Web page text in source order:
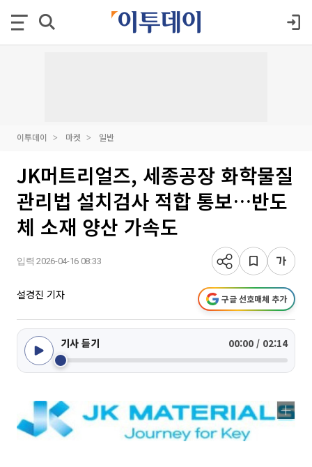
이투데이 마켓 일반
JK머트리얼즈, 세종공장 화학물질
관리법 설치검사 적합 통보…반도
체 소재 양산 가속도
입력 2026-04-16 08:33
설경진 기자 구글 선호매체 추가
기사 듣기 00:00 / 02:14